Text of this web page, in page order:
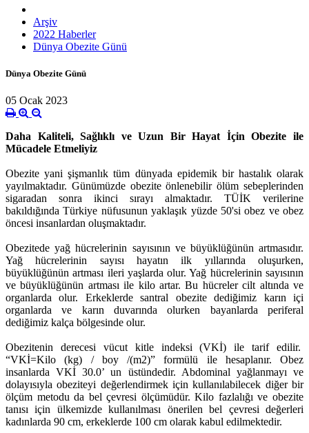
Arşiv
2022 Haberler
Dünya Obezite Günü
Dünya Obezite Günü
05 Ocak 2023
Daha Kaliteli, Sağlıklı ve Uzun Bir Hayat İçin Obezite ile
Mücadele Etmeliyiz
Obezite yani şişmanlık tüm dünyada epidemik bir hastalık olarak
yayılmaktadır. Günümüzde obezite önlenebilir ölüm sebeplerinden
sigaradan sonra ikinci sırayı almaktadır. TÜİK verilerine
bakıldığında Türkiye nüfusunun yaklaşık yüzde 50'si obez ve obez
öncesi insanlardan oluşmaktadır.
Obezitede yağ hücrelerinin sayısının ve büyüklüğünün artmasıdır.
Yağ hücrelerinin sayısı hayatın ilk yıllarında oluşurken,
büyüklüğünün artması ileri yaşlarda olur. Yağ hücrelerinin sayısının
ve büyüklüğünün artması ile kilo artar. Bu hücreler cilt altında ve
organlarda olur. Erkeklerde santral obezite dediğimiz karın içi
organlarda ve karın duvarında olurken bayanlarda periferal
dediğimiz kalça bölgesinde olur.
Obezitenin derecesi vücut kitle indeksi (VKİ) ile tarif edilir.
“VKİ=Kilo (kg) / boy /(m2)” formülü ile hesaplanır. Obez
insanlarda VKİ 30.0’ un üstündedir. Abdominal yağlanmayı ve
dolayısıyla obeziteyi değerlendirmek için kullanılabilecek diğer bir
ölçüm metodu da bel çevresi ölçümüdür. Kilo fazlalığı ve obezite
tanısı için ülkemizde kullanılması önerilen bel çevresi değerleri
kadınlarda 90 cm, erkeklerde 100 cm olarak kabul edilmektedir.